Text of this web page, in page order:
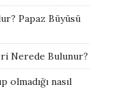
Papaz Büyüsü
Nerede Bulunur?
olmadığı nasıl